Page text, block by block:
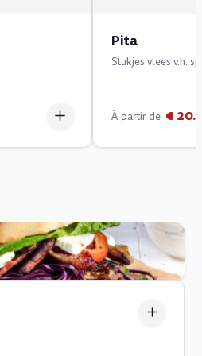
Pita
Stukjes vlees v.h.
À partir de €